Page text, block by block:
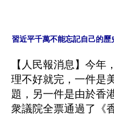
習近平千萬不能忘記自己的歷
【人民報消息】今年
理不好就完，一件是
題，另一件是由於香
衆議院全票通過了《